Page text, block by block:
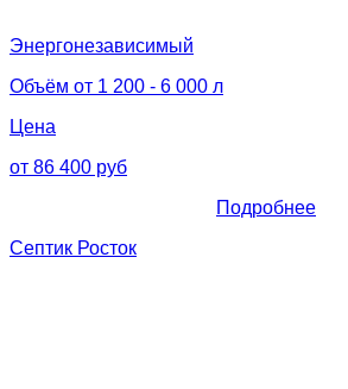
Энергонезависимый
Объём от 1 200 - 6 000 л
Цена
от 86 400 руб
Подробнее
Септик Росток